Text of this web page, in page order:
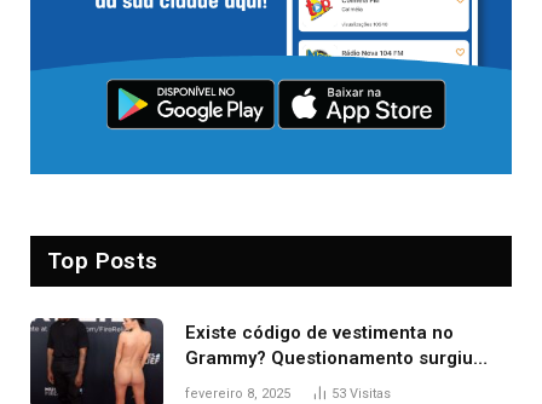
Top Posts
Existe código de vestimenta no
Grammy? Questionamento surgiu
após Bianca Censori, mulher de
fevereiro 8, 2025 53 Visitas